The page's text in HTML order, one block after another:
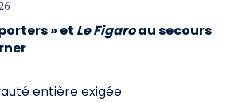
» et Le Figaroau secours